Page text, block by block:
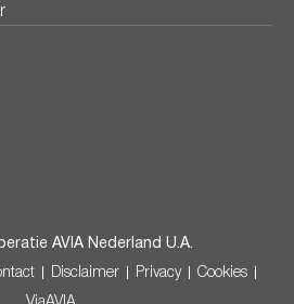
AVIA Nederland U.A.
Disclaimer Privacy Cookies